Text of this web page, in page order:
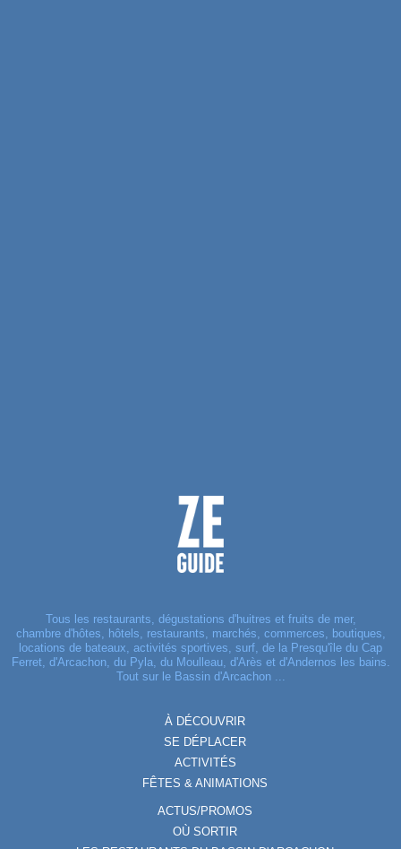
Tous les restaurants, dégustations d'huitres et fruits de mer,
chambre d'hôtes, hôtels, restaurants, marchés, commerces, boutiques,
locations de bateaux, activités sportives, surf, de la Presqu'île du Cap
Ferret, d'Arcachon, du Pyla, du Moulleau, d'Arès et d'Andernos les bains.
Tout sur le Bassin d'Arcachon ...
À DÉCOUVRIR
SE DÉPLACER
ACTIVITÉS
FÊTES & ANIMATIONS
ACTUS/PROMOS
OÙ SORTIR